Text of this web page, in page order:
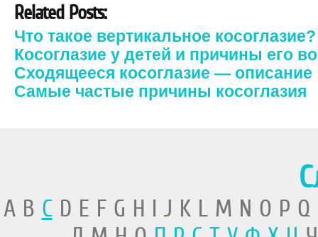
Related Posts:
Что такое вертикальное косоглазие?
Косоглазие у детей и причины его
Сходящееся косоглазие — описание
Самые частые причины косоглазия
A B CD E F G H I J K L M N O P